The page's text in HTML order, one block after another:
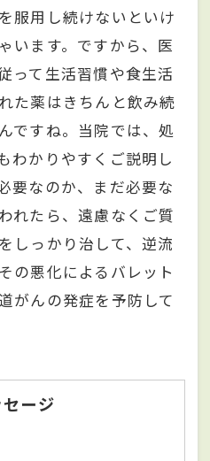
服用し続けないといけ
います。ですから、医
って生活習慣や食生活
た薬はきちんと飲み続
ですね。当院では、処
わかりやすくご説明し
要なのか、まだ必要な
れたら、遠慮なくご質
しっかり治して、逆流
の悪化によるバレット
がんの発症を予防して
ージ